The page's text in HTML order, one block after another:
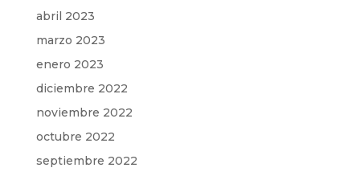
abril 2023
marzo 2023
enero 2023
diciembre 2022
noviembre 2022
octubre 2022
septiembre 2022